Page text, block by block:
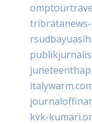
kvk-